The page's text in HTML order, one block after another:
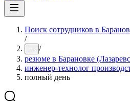
Поиск сотрудников в
/
... /
резюме в Барановке
инженер-технолог
полный день